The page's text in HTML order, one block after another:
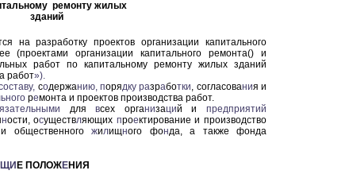
ремонту жилых
зданий
на разработку проектов организации капитального
организации капитального ремонта() и
работ по капитальному ремонту жилых зданий
а работ»).
содержанию, порядку разработки, согласования и
ремонта и проектов производства работ.
длявсех организаций и предприятий
ности, осуществляющих проектирование и производство
общественногожилищного фонда, а также фонда
Е ПОЛОЖЕНИЯ